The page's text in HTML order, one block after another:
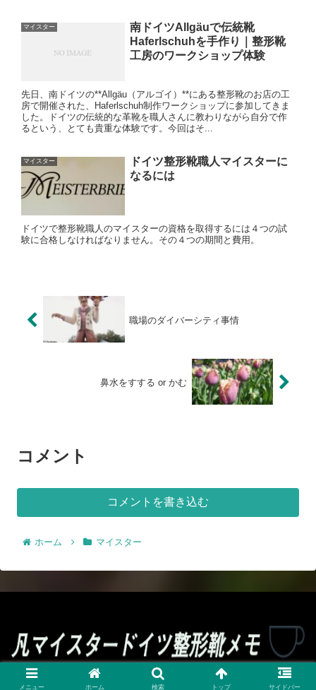
マイスター
南ドイツAllgäuで伝統靴
Haferlschuhを手作り｜整形靴
工房のワークショップ体験
先日、南ドイツの**Allgäu（アルゴイ）**にある整形靴のお店の工
房で開催された、Haferlschuh制作ワークショップに参加してきま
した。ドイツの伝統的な革靴を職人さんに教わりながら自分で作
るという、とても貴重な体験です。今回はそ...
マイスター
ドイツ整形靴職人マイスターに
なるには
ドイツで整形靴職人のマイスターの資格を取得するには４つの試
験に合格しなければなりません。その４つの期間と費用。
職場のダイバーシティ事情
鼻水をすする or かむ
コメント
コメントを書き込む
ホーム マイスター
© 2021 凡マイスタードイツ整形靴メモ.
メニュー ホーム 検索 トップ サイドバー